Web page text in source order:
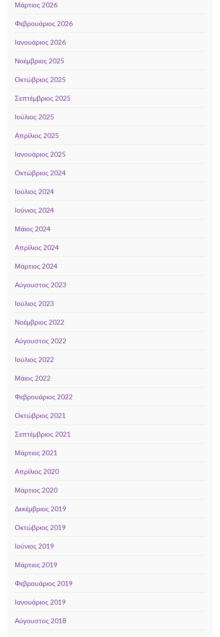
Μάρτιος 2026
Φεβρουάριος 2026
Ιανουάριος 2026
Νοέμβριος 2025
Οκτώβριος 2025
Σεπτέμβριος 2025
Ιούλιος 2025
Απρίλιος 2025
Ιανουάριος 2025
Οκτώβριος 2024
Ιούλιος 2024
Ιούνιος 2024
Μάιος 2024
Απρίλιος 2024
Μάρτιος 2024
Αύγουστος 2023
Ιούλιος 2023
Νοέμβριος 2022
Αύγουστος 2022
Ιούλιος 2022
Μάιος 2022
Φεβρουάριος 2022
Οκτώβριος 2021
Σεπτέμβριος 2021
Μάρτιος 2021
Απρίλιος 2020
Μάρτιος 2020
Δεκέμβριος 2019
Οκτώβριος 2019
Ιούνιος 2019
Μάρτιος 2019
Φεβρουάριος 2019
Ιανουάριος 2019
Αύγουστος 2018